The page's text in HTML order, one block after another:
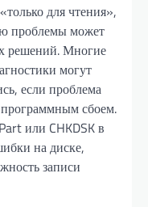
для чтения»,
проблемы может
решений. Многие
могут
если проблема
сбоем.
или CHKDSK в
на диске,
записи